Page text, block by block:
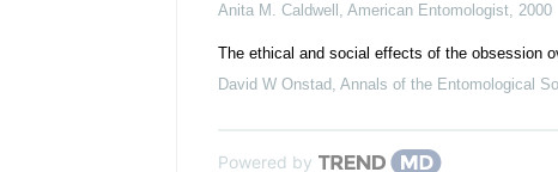
Anita M. Caldwell , American Entomologist, 2000
The ethical and social effects of the obsession
David W Onstad, Annals of the Entomological
Powered by